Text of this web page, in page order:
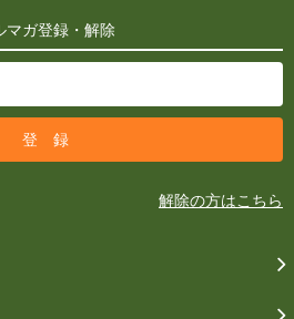
マガ登録・解除
解除の方はこちら